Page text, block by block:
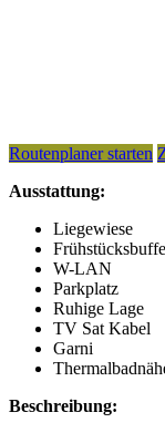
Routenplaner starten
Ausstattung:
Liegewiese
W-LAN
Parkplatz
Ruhige Lage
TV Sat Kabel
Garni
Beschreibung: